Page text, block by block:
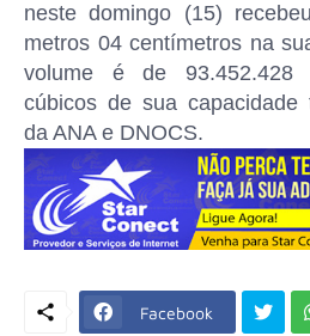
neste domingo (15)
metros 04 centímetros na
volume é de 93.452.428
cúbicos de sua capacidade
da ANA e DNOCS.
Facebook